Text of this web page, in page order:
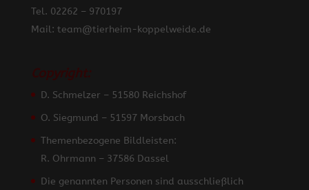
Tel. 02262 – 970197
Mail: team@tierheim-koppelweide.de
D. Schmelzer – 51580 Reichshof
O. Siegmund – 51597 Morsbach
Themenbezogene Bildleisten:
R. Ohrmann – 37586 Dassel
Die genannten Personen sind ausschließlich